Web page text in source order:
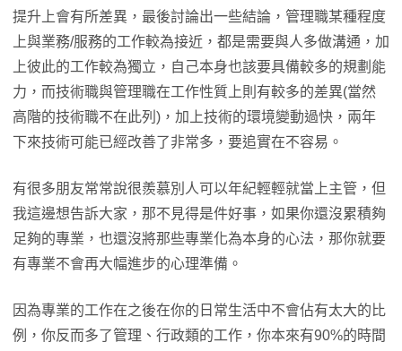
提升上會有所差異，最後討論出一些結論，管理職某種程度
上與業務/服務的工作較為接近，都是需要與人多做溝通，加
上彼此的工作較為獨立，自己本身也該要具備較多的規劃能
力，而技術職與管理職在工作性質上則有較多的差異(當然
高階的技術職不在此列)，加上技術的環境變動過快，兩年
下來技術可能已經改善了非常多，要追實在不容易。
有很多朋友常常說很羨慕別人可以年紀輕輕就當上主管，但
我這邊想告訴大家，那不見得是件好事，如果你還沒累積夠
足夠的專業，也還沒將那些專業化為本身的心法，那你就要
有專業不會再大幅進步的心理準備。
因為專業的工作在之後在你的日常生活中不會佔有太大的比
例，你反而多了管理、行政類的工作，你本來有90%的時間